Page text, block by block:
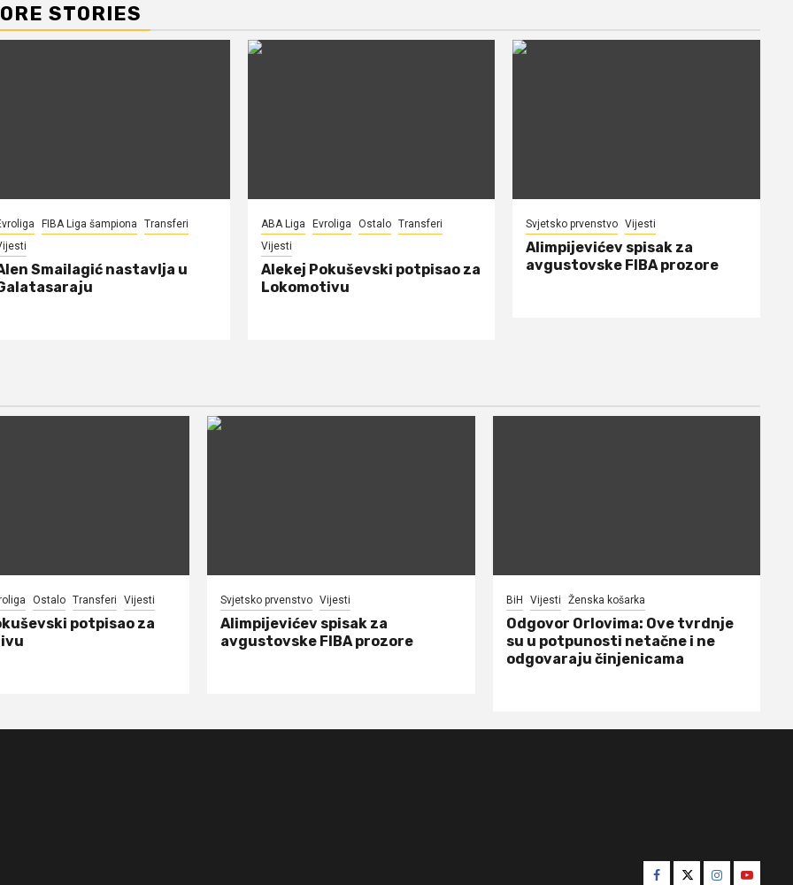
STORIES
FIBA Liga šampiona
Transferi
Smailagić nastavlja u
ABA Liga Evroliga Ostalo Transferi
Vijesti
Alekej Pokuševski potpisao za
Lokomotivu
Svjetsko prvenstvo Vijesti
Alimpijevićev spisak za
avgustovske FIBA prozore
Ostalo Transferi Vijesti
potpisao za
Svjetsko prvenstvo Vijesti
Alimpijevićev spisak za
avgustovske FIBA prozore
BiH Vijesti Ženska košarka
Odgovor Orlovima: ​Ove tvrdnje
su u potpunosti netačne i ne
odgovaraju činjenicama
Facebook
TwitterInstagram
Youtube